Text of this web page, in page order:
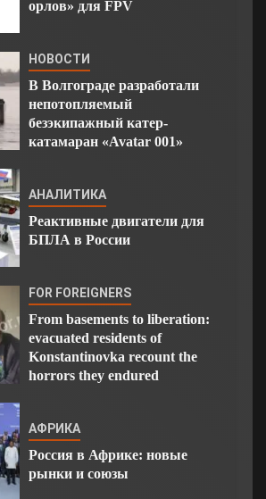
орлов» для FPV
НОВОСТИ
В Волгограде разработали
непотопляемый
безэкипажный катер-
катамаран «Avatar 001»
АНАЛИТИКА
Реактивные двигатели для
БПЛА в России
FOR FOREIGNERS
From basements to liberation:
evacuated residents of
Konstantinovka recount the
horrors they endured
АФРИКА
Россия в Африке: новые
рынки и союзы